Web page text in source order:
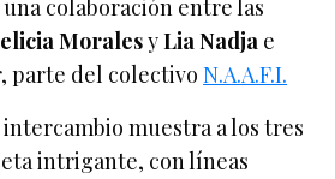
una colaboración entre las
MoralesyLia Nadja e
parte del colectivoN.A.A.F.I.
muestra a los tres
intrigante, con líneas